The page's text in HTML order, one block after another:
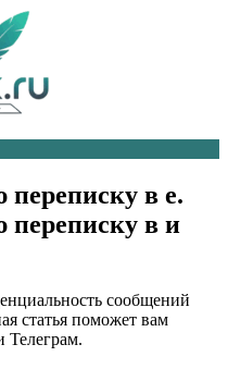
в е.
переписку в и
сообщений
статья поможет вам
Телеграм.